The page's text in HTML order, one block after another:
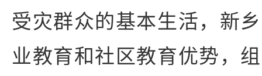
受灾群众的基本生活，新
业教育和社区教育优势，